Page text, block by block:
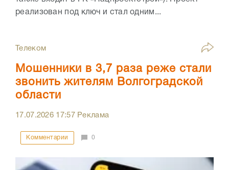
реализован под ключ и стал одним...
Телеком
Мошенники в 3,7 раза реже стали
звонить жителям Волгоградской
области
17.07.2026 17:57 Реклама
Комментарии 0